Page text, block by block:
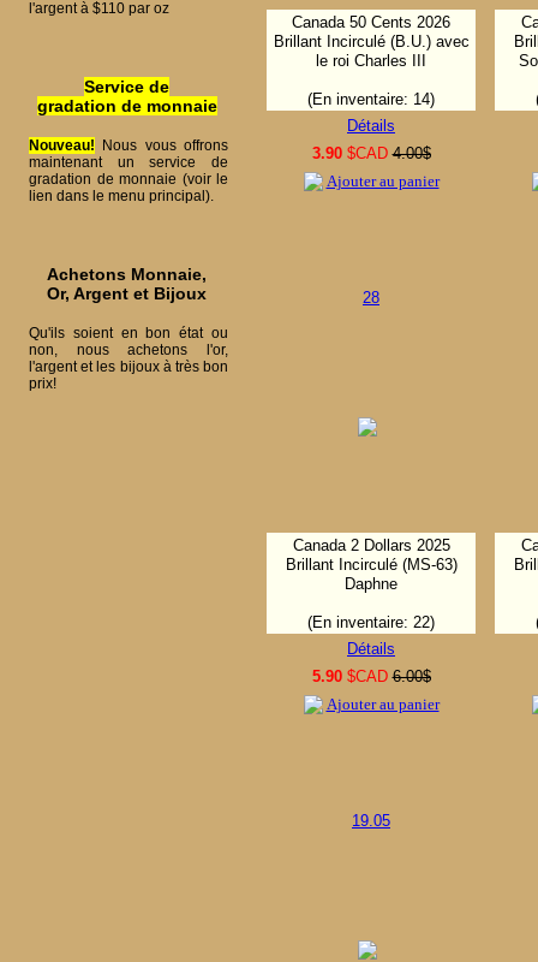
l'argent à $110 par oz
Service de
gradation de monnaie
Nouveau! Nous vous offrons
maintenant un service de
gradation de monnaie (voir le
lien dans le menu principal).
Achetons Monnaie,
Or, Argent et Bijoux
Qu'ils soient en bon état ou
non, nous achetons l'or,
l'argent et les bijoux à très bon
prix!
Canada 50 Cents 2026
Brillant Incirculé (B.U.) avec
le roi Charles III
(En inventaire: 14)
Détails
3.90$CAD 4.00$
Ajouter au panier
28
Canada 2 Dollars 2025
Brillant Incirculé (MS-63)
Daphne
(En inventaire: 22)
Détails
5.90$CAD 6.00$
Ajouter au panier
19.05